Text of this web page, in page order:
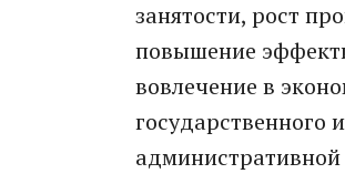
занятости, рост
повышение
вовлечение в
государственного
административной